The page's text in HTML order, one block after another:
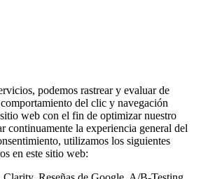
podemos rastrear y evaluar de
del clic y navegación
web con el fin de optimizar nuestro
continuamente la experiencia general del
utilizamos los siguientes
en este sitio web: